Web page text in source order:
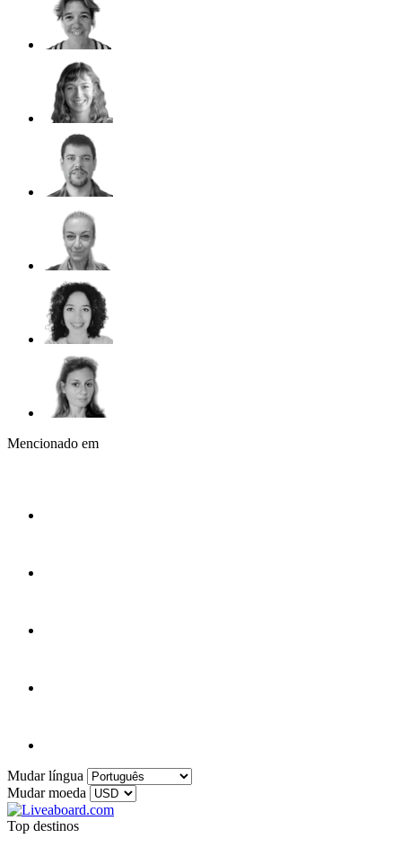
Mencionado em
Mudar língua
Mudar moeda
Top destinos